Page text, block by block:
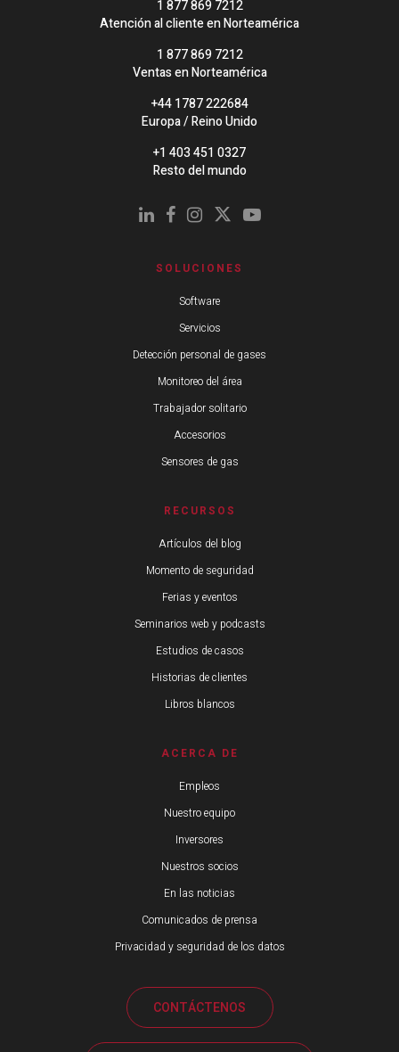
1 877 869 7212
Atención al cliente en Norteamérica
1 877 869 7212
Ventas en Norteamérica
+44 1787 222684
Europa / Reino Unido
+1 403 451 0327
Resto del mundo
SOLUCIONES
Software
Servicios
Detección personal de gases
Monitoreo del área
Trabajador solitario
Accesorios
Sensores de gas
RECURSOS
Artículos del blog
Momento de seguridad
Ferias y eventos
Seminarios web y podcasts
Estudios de casos
Historias de clientes
Libros blancos
ACERCA DE
Empleos
Nuestro equipo
Inversores
Nuestros socios
En las noticias
Comunicados de prensa
Privacidad y seguridad de los datos
CONTÁCTENOS